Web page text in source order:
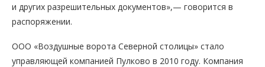
и других разрешительных документов»,— говорится в
распоряжении.
ООО «Воздушные ворота Северной столицы» стало
управляющей компанией Пулково в 2010 году. Компания